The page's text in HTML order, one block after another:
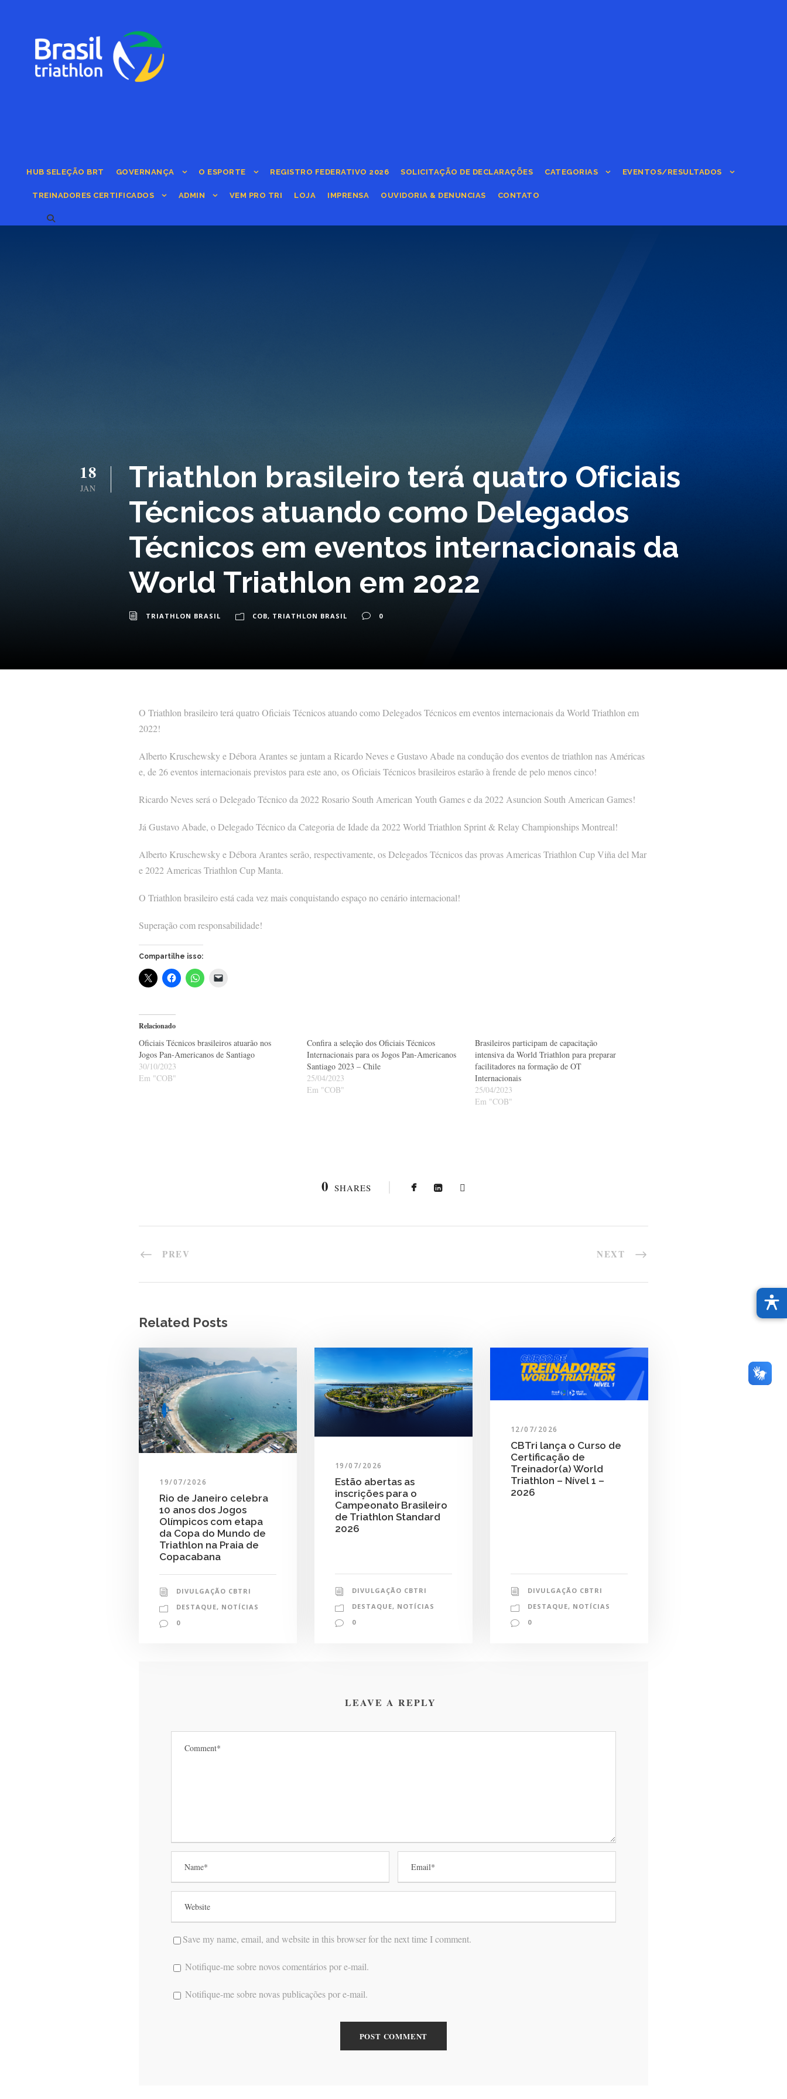
HUB SELEÇÃO BRT GOVERNANÇA O ESPORTE REGISTRO FEDERATIVO 2026 SOLICITAÇÃO DE DECLARAÇÕES CATEGORIAS EVENTOS/RESULTADOS
TREINADORES CERTIFICADOS ADMIN VEM PRO TRI LOJA IMPRENSA OUVIDORIA & DENUNCIAS CONTATO
18
JAN
Triathlon brasileiro terá quatro Oficiais
Técnicos atuando como Delegados
Técnicos em eventos internacionais da
World Triathlon em 2022
TRIATHLON BRASIL COB, TRIATHLON BRASIL 0
O Triathlon brasileiro terá quatro Oficiais Técnicos atuando como Delegados Técnicos em eventos internacionais da World Triathlon em
2022!
Alberto Kruschewsky e Débora Arantes se juntam a Ricardo Neves e Gustavo Abade na condução dos eventos de triathlon nas Américas
e, de 26 eventos internacionais previstos para este ano, os Oficiais Técnicos brasileiros estarão à frende de pelo menos cinco!
Ricardo Neves será o Delegado Técnico da 2022 Rosario South American Youth Games e da 2022 Asuncion South American Games!
Já Gustavo Abade, o Delegado Técnico da Categoria de Idade da 2022 World Triathlon Sprint & Relay Championships Montreal!
Alberto Kruschewsky e Débora Arantes serão, respectivamente, os Delegados Técnicos das provas Americas Triathlon Cup Viña del Mar
e 2022 Americas Triathlon Cup Manta.
O Triathlon brasileiro está cada vez mais conquistando espaço no cenário internacional!
Superação com responsabilidade!
Compartilhe isso:
Relacionado
Oficiais Técnicos brasileiros atuarão nos
Jogos Pan-Americanos de Santiago
30/10/2023
Em "COB"
Confira a seleção dos Oficiais Técnicos
Internacionais para os Jogos Pan-Americanos
Santiago 2023 – Chile
25/04/2023
Em "COB"
Brasileiros participam de capacitação
intensiva da World Triathlon para preparar
facilitadores na formação de OT
Internacionais
25/04/2023
Em "COB"
0 SHARES
PREV NEXT
Related Posts
19/07/2026
Rio de Janeiro celebra
10 anos dos Jogos
Olímpicos com etapa
da Copa do Mundo de
Triathlon na Praia de
Copacabana
DIVULGAÇÃO CBTRI
DESTAQUE, NOTÍCIAS
0
19/07/2026
Estão abertas as
inscrições para o
Campeonato Brasileiro
de Triathlon Standard
2026
DIVULGAÇÃO CBTRI
DESTAQUE, NOTÍCIAS
0
12/07/2026
CBTri lança o Curso de
Certificação de
Treinador(a) World
Triathlon – Nível 1 –
2026
DIVULGAÇÃO CBTRI
DESTAQUE, NOTÍCIAS
0
LEAVE A REPLY
Save my name, email, and website in this browser for the next time I comment.
Notifique-me sobre novos comentários por e-mail.
Notifique-me sobre novas publicações por e-mail.